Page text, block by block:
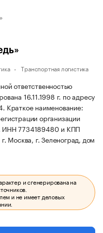
Транспортная логистика
ответственностью
16.11.1998 г. по адресу
Краткое наименование:
организации
ИНН 7734189480 и КПП
Москва, г. Зеленоград, дом
и сгенерирована на
и не имеет деловых